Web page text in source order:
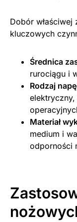
Dobór
kluczowych
Średnica
rurociągu i
Rodzaj
Materiał
medium i
odporności